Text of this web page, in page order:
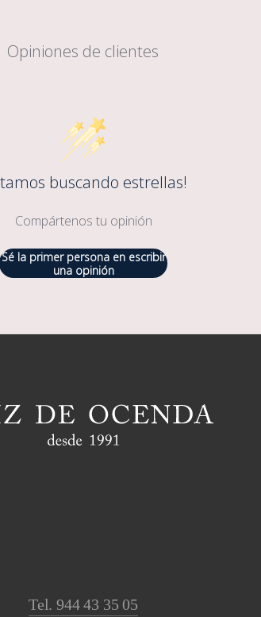
Opiniones de clientes
buscando estrellas!
Compártenos tu opinión
Sé la primer persona en escribir
una opinión
Tel. 944 43 35 05